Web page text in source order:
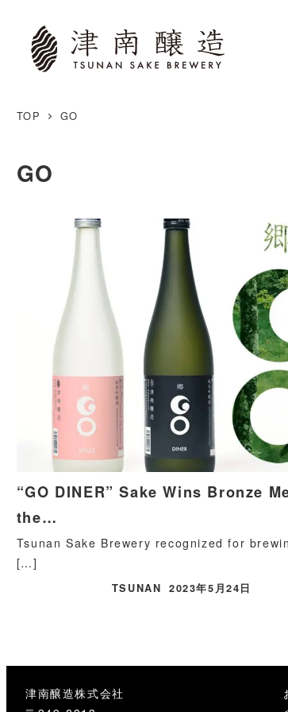
TOP GO
GO
“GO DINER” Sake Wins Bronze
the…
Tsunan Sake Brewery recognized for
[…]
TSUNAN 2023年5月24日
津南醸造株式会社